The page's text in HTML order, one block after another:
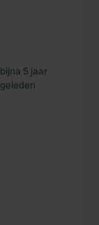
bijna 5 jaar
geleden